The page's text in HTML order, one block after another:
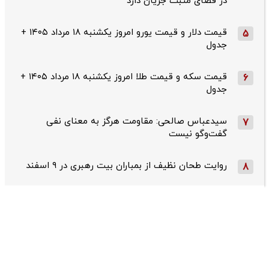
5
قیمت دلار و قیمت یورو امروز یکشنبه ۱۸ مرداد ۱۴۰۵ +
جدول
6
قیمت سکه و قیمت طلا امروز یکشنبه ۱۸ مرداد ۱۴۰۵ +
جدول
7
سیدعباس صالحی: مقاومت هرگز به معنای نفی
گفت‌وگو نیست
8 روایت طحان‌ نظیف از بمباران بیت رهبری در ۹ اسفند